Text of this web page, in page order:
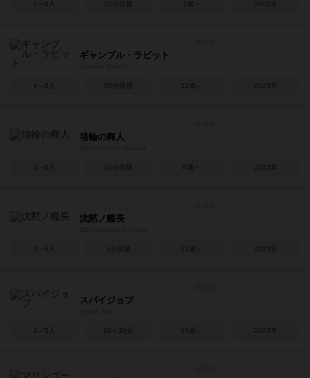
2～4人 20分前後 7歳～ 2002年
ギャンブル・ラビット
4～6人 60分前後 12歳～ 2023年
埴輪の商人
3～5人 30分前後 8歳～ 2023年
沈黙ノ艦長
3～6人 5分前後 12歳～ 2023年
スパイジョブ
2～5人 20～30分 10歳～ 2023年